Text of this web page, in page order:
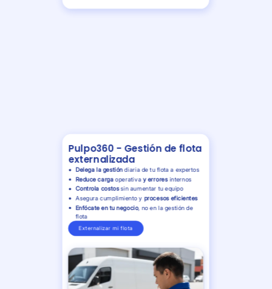
Pulpo360 - Gestión de flota
externalizada
Delega la gestióndiaria de tu flota a expertos
Reduce cargaoperativay erroresinternos
Controla costossin aumentar tu equipo
Asegura cumplimiento yprocesos eficientes
Enfócate en tu negocio, no en la gestión de
flota
Externalizar mi flota